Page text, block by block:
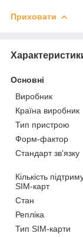
Приховати
Основні
Виробник
Країна виробник
Тип пристрою
Форм-фактор
Стандарт зв'язку
Кількість
SIM-карт
Стан
Репліка
Тип SIM-карти